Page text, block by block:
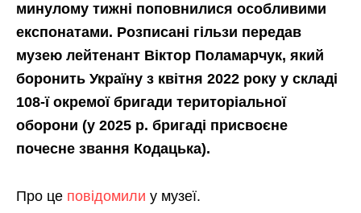
минулому тижні поповнилися особливими
експонатами. Розписані гільзи передав
музею лейтенант Віктор Поламарчук, який
боронить Україну з квітня 2022 року у складі
108-ї окремої бригади територіальної
оборони (у 2025 р. бригаді присвоєне
почесне звання Кодацька).
Про це повідомили у музеї.